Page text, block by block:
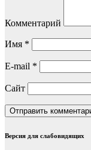
Комментарий
Имя *
E-mail *
Сайт
Версия для слабовидящих